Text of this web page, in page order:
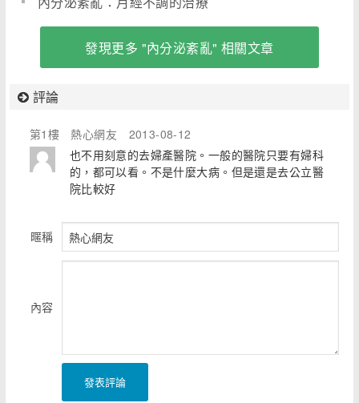
發現更多 "內分泌紊亂" 相關文章
評論
第1樓 熱心網友
2013-08-12
也不用刻意的去婦產醫院。一般的醫院只要有婦科
的，都可以看。不是什麼大病。但是還是去公立醫
院比較好
暱稱
內容
發表評論